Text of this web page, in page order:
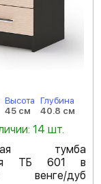
Высота
45 см
Глубина
40.8 см
14 шт.
тумба
ТБ 601 в
венге/дуб